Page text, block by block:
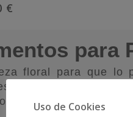
€
para
floral para que lo
que haga tu
tengas en el
Uso de Cookies